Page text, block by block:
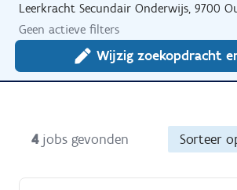
Leerkracht Secundair Onderwijs, 9700
Geen actieve filters
Wijzig zoekopdracht
4 jobs gevonden Sorteer